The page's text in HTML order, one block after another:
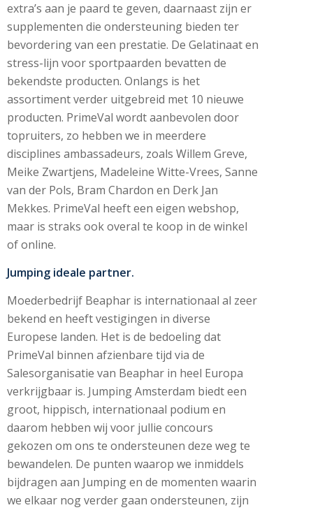
extra’s aan je paard te geven, daarnaast zijn er
supplementen die ondersteuning bieden ter
bevordering van een prestatie. De Gelatinaat en
stress-lijn voor sportpaarden bevatten de
bekendste producten. Onlangs is het
assortiment verder uitgebreid met 10 nieuwe
producten. PrimeVal wordt aanbevolen door
topruiters, zo hebben we in meerdere
disciplines ambassadeurs, zoals Willem Greve,
Meike Zwartjens, Madeleine Witte-Vrees, Sanne
van der Pols, Bram Chardon en Derk Jan
Mekkes. PrimeVal heeft een eigen webshop,
maar is straks ook overal te koop in de winkel
of online.
Jumping ideale partner.
Moederbedrijf Beaphar is internationaal al zeer
bekend en heeft vestigingen in diverse
Europese landen. Het is de bedoeling dat
PrimeVal binnen afzienbare tijd via de
Salesorganisatie van Beaphar in heel Europa
verkrijgbaar is. Jumping Amsterdam biedt een
groot, hippisch, internationaal podium en
daarom hebben wij voor jullie concours
gekozen om ons te ondersteunen deze weg te
bewandelen. De punten waarop we inmiddels
bijdragen aan Jumping en de momenten waarin
we elkaar nog verder gaan ondersteunen, zijn